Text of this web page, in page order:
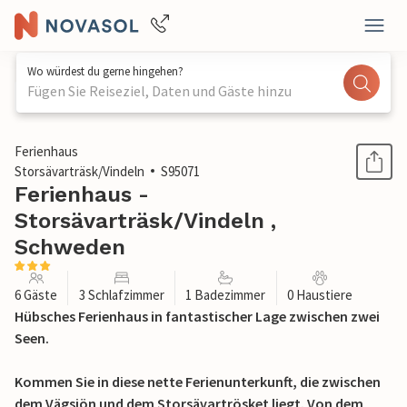
Wo würdest du gerne hingehen?
Fügen Sie Reiseziel, Daten und Gäste hinzu
1 / 16
Ferienhaus
Storsävarträsk/Vindeln
S95071
Ferienhaus -
Storsävarträsk/Vindeln ,
Schweden
6 Gäste 3 Schlafzimmer 1 Badezimmer 0 Haustiere
Hübsches Ferienhaus in fantastischer Lage zwischen zwei
Seen.
Kommen Sie in diese nette Ferienunterkunft, die zwischen